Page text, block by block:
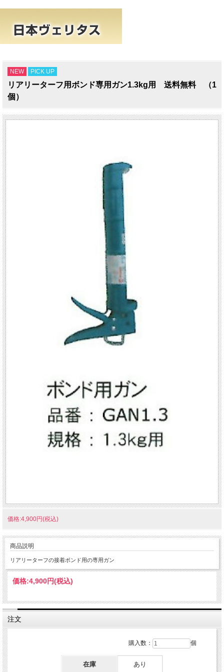
NEW PICK UP
リアリーターフ用ボンド専用ガン1.3kg用 送料無料 （1
個）
価格:4,900円(税込)
商品説明
リアリーターフの接着ボンド用の専用ガン
価格:4,900円(税込)
注文
購入数： 個
在庫 あり